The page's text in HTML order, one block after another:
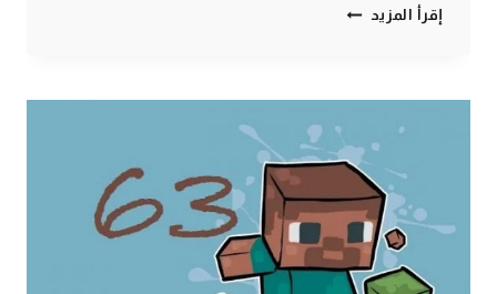
إقرأ المزيد ماين
السجون
#64
64#
MINECRAFT
:
D7OOMY999